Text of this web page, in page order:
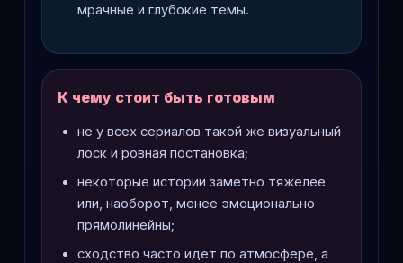
мрачные и глубокие темы.
К чему стоит быть готовым
не у всех сериалов такой же визуальный
лоск и ровная постановка;
некоторые истории заметно тяжелее
или, наоборот, менее эмоционально
прямолинейны;
сходство часто идет по атмосфере, а